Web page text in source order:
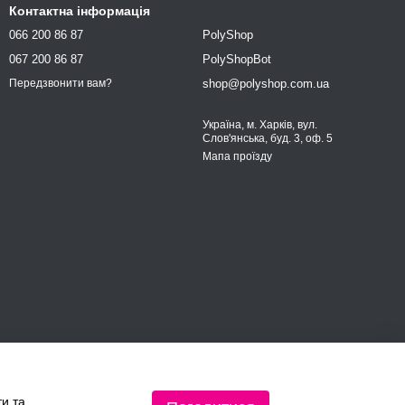
Контактна інформація
066 200 86 87
067 200 86 87
Передзвонити вам?
PolyShop
PolyShopBot
shop@polyshop.com.ua
Україна, м. Харків, вул.
Слов'янська, буд. 3, оф. 5
Мапа проїзду
та